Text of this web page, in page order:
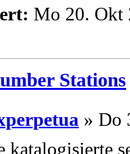
Mo 20. Okt
Stations
» Do
katalogisierte